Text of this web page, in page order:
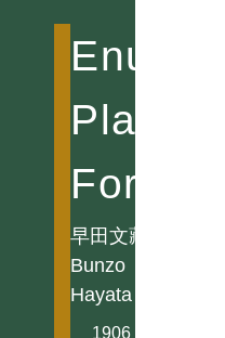
早田文藏
Bunzo
Hayata
1906